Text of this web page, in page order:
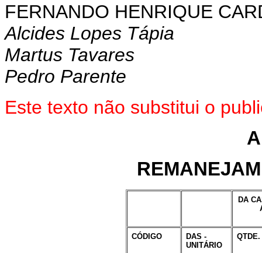
FERNANDO HENRIQUE
Alcides Lopes Tápia
Martus Tavares
Pedro Parente
Este texto não substitui o
DA
CÓDIGO
DAS -
UNITÁRIO
QTDE.